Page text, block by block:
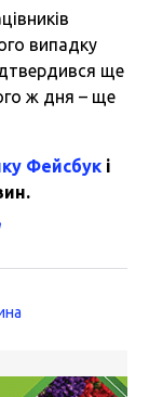
випадку
ще
ж дня – ще
Фейсбук і